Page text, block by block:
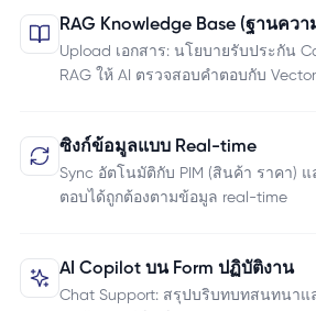
RAG Knowledge Base (ฐานควา
Upload เอกสาร: นโยบายรับประกัน
RAG ให้ AI ตรวจสอบคำตอบกับ
ซิงก์ข้อมูลแบบ Real-time
Sync อัตโนมัติกับ PIM (สินค้า ราคา)
ตอบได้ถูกต้องตามข้อมูล real-time
AI Copilot บน Form ปฏิบัติงาน
Chat Support: สรุปบริบทบทสนทนาแ